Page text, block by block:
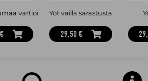
vartioi Yöt vailla sarastusta
29,50 €